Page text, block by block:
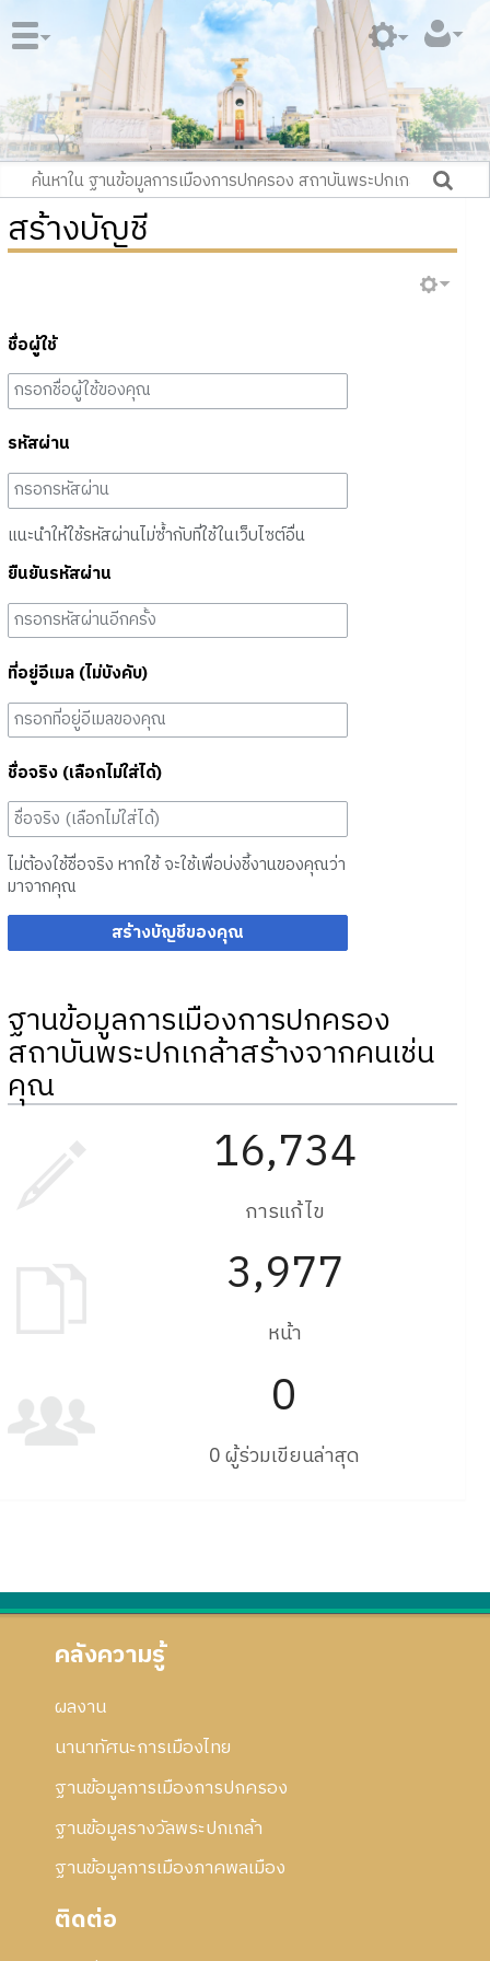
สร้างบัญชี
ชื่อผู้ใช้
รหัสผ่าน
แนะนำให้ใช้รหัสผ่านไม่ซ้ำกับที่ใช้ในเว็บไซต์อื่น
ยืนยันรหัสผ่าน
ที่อยู่อีเมล (ไม่บังคับ)
ชื่อจริง (เลือกไม่ใส่ได้)
ไม่ต้องใช้ชื่อจริง หากใช้ จะใช้เพื่อบ่งชี้งานของคุณว่า
มาจากคุณ
สร้างบัญชีของคุณ
ฐานข้อมูลการเมืองการปกครอง
สถาบันพระปกเกล้าสร้างจากคนเช่น
คุณ
16,734
การแก้ไข
3,977
หน้า
0
0 ผู้ร่วมเขียนล่าสุด
คลังความรู้
ผลงาน
นานาทัศนะการเมืองไทย
ฐานข้อมูลการเมืองการปกครอง
ฐานข้อมูลรางวัลพระปกเกล้า
ฐานข้อมูลการเมืองภาคพลเมือง
ติดต่อ